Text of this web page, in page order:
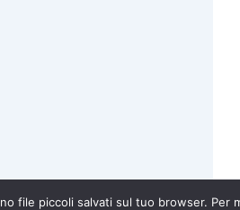
file piccoli salvati sul tuo browser. Per